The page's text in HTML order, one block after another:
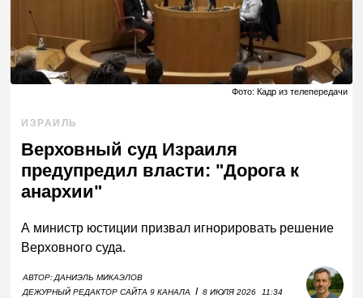
Фото: Кадр из телепередачи
ИЗРАИЛЬ
Верховный суд Израиля
предупредил власти: "Дорога к
анархии"
А министр юстиции призвал игнорировать решение
Верховного суда.
АВТОР:ДАНИЭЛЬ МИКАЭЛОВ
ДЕЖУРНЫЙ РЕДАКТОР САЙТА 9 КАНАЛА
I 8 ИЮЛЯ 2026 11:34